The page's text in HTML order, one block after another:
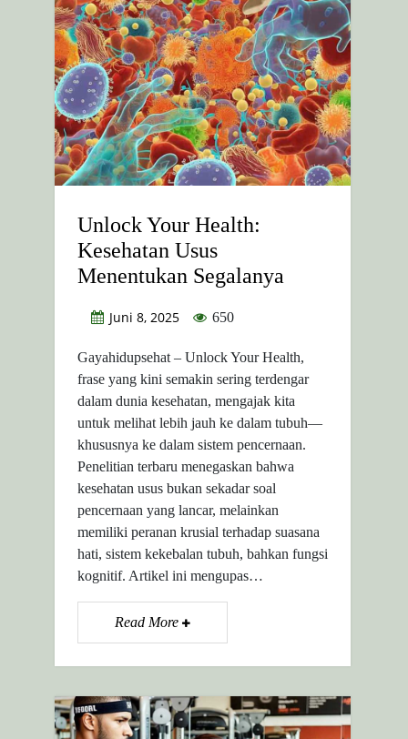
Unlock Your Health:
Kesehatan Usus
Menentukan Segalanya
Juni 8, 2025 650
Gayahidupsehat – Unlock Your Health,
frase yang kini semakin sering terdengar
dalam dunia kesehatan, mengajak kita
untuk melihat lebih jauh ke dalam tubuh—
khususnya ke dalam sistem pencernaan.
Penelitian terbaru menegaskan bahwa
kesehatan usus bukan sekadar soal
pencernaan yang lancar, melainkan
memiliki peranan krusial terhadap suasana
hati, sistem kekebalan tubuh, bahkan fungsi
kognitif. Artikel ini mengupas…
Read More